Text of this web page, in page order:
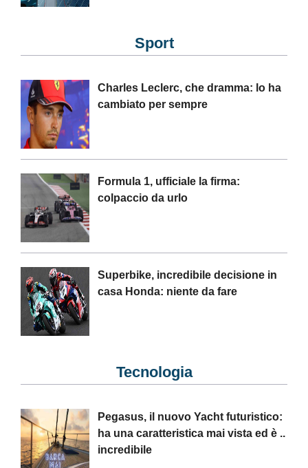
Sport
Charles Leclerc, che dramma: lo ha
cambiato per sempre
Formula 1, ufficiale la firma:
colpaccio da urlo
Superbike, incredibile decisione in
casa Honda: niente da fare
Tecnologia
Pegasus, il nuovo Yacht futuristico:
ha una caratteristica mai vista ed è ..
incredibile